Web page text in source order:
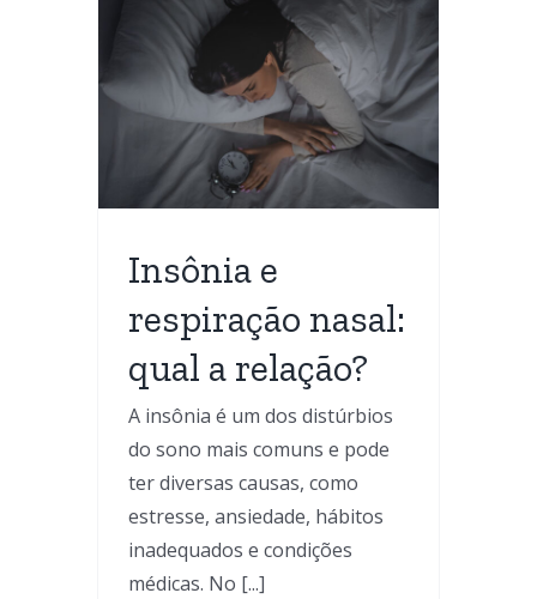
Insônia e
respiração nasal:
qual a relação?
A insônia é um dos distúrbios
do sono mais comuns e pode
ter diversas causas, como
estresse, ansiedade, hábitos
inadequados e condições
médicas. No [...]